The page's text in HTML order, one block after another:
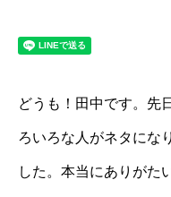
どうも！田中です。先
ろいろな人がネタにな
した。本当にありがた